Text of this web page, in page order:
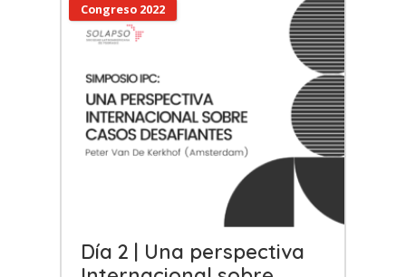
Congreso 2022
Día 2 | Una perspectiva